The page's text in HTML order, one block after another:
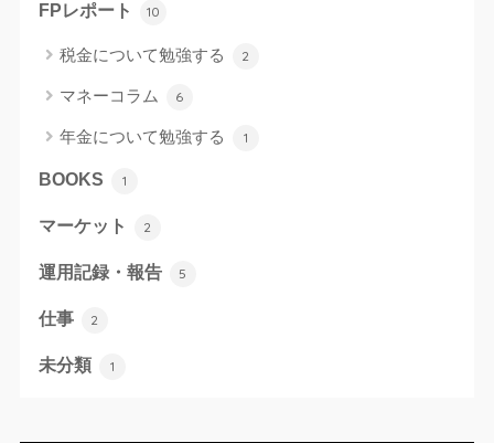
FPレポート 10
税金について勉強する 2
マネーコラム 6
年金について勉強する 1
BOOKS 1
マーケット 2
運用記録・報告 5
仕事 2
未分類 1